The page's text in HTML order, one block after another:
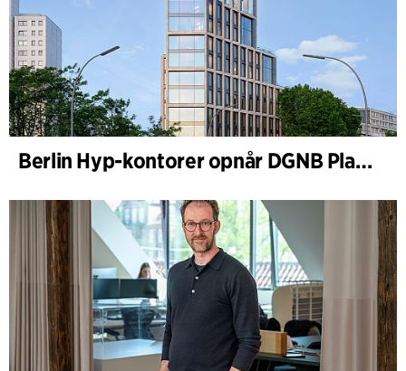
Berlin Hyp-kontorer opnår DGNB Platin og Diamant for klimavenlig arkitektur i høj kvalitet